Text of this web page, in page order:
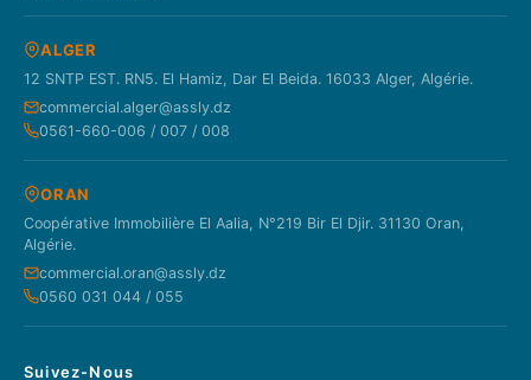
ALGER
12 SNTP EST. RN5. El Hamiz, Dar El Beida. 16033 Alger, Algérie.
commercial.alger@assly.dz
0561-660-006 / 007 / 008
ORAN
Coopérative Immobilière El Aalia, N°219 Bir El Djir. 31130 Oran,
Algérie.
commercial.oran@assly.dz
0560 031 044 / 055
Suivez-Nous